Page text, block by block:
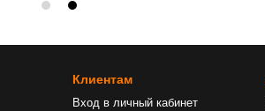
Клиентам
Вход в личный кабинет